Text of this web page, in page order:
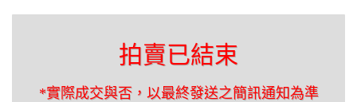
拍賣已結束
*實際成交與否，以最終發送之簡訊通知為準